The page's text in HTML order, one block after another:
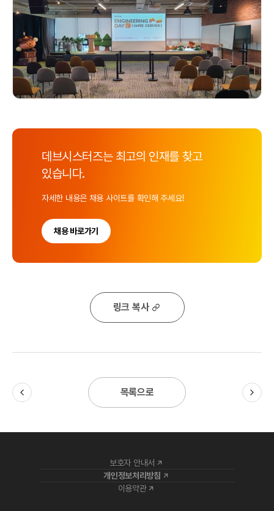
데브시스터즈는 최고의 인재를 찾고
있습니다.
자세한 내용은 채용 사이트를 확인해 주세요!
채용 바로가기
링크 복사
목록으로
보호자 안내서
개인정보처리방침
이용약관